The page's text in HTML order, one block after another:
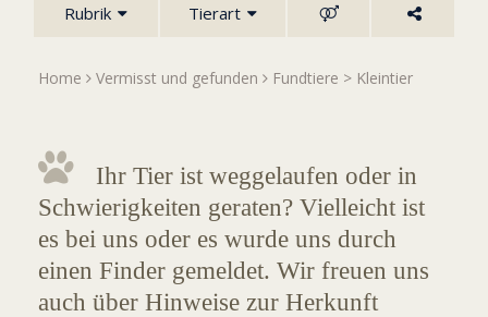
Rubrik Tierart
Home Vermisst und gefunden Fundtiere > Kleintier
Ihr Tier ist weggelaufen oder in
Schwierigkeiten geraten? Vielleicht ist
es bei uns oder es wurde uns durch
einen Finder gemeldet. Wir freuen uns
auch über Hinweise zur Herkunft